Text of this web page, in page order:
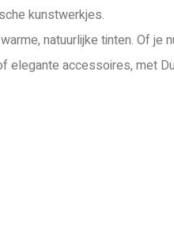
kunstwerkjes.
natuurlijke tinten. Of je
elegante accessoires, met